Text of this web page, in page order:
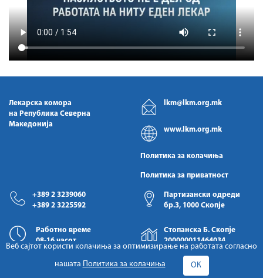
Лекарска комора
на Република Северна
Македонија
lkm@lkm.org.mk
www.lkm.org.mk
Политика за колачиња
Политика за приватност
+389 2 3239060
+389 2 3225592
Партизански одреди
бр.3, 1000 Скопје
Работно време
08-16 часот
Стопанска Б. Скопје
200000011464034
Веб сајтот користи колачиња за оптимизирање на работата согласно
нашата
Политика за колачиња ОК